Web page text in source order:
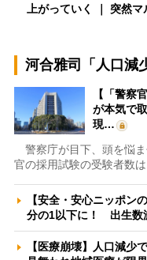
上がっていく ｜ 突然
河合雅司「人口減
【「警察
が本気で
現…
警察庁が目下、頭を悩
官の採用試験の受験者数
【安全・安心ニッポン
分の1以下に！ 出生数
【医療崩壊】人口減少